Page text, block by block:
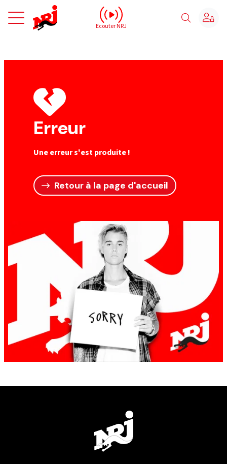
NRJ - Accueil
Ecouter NRJ
Erreur
Une erreur s'est produite !
Retour à la page d'accueil